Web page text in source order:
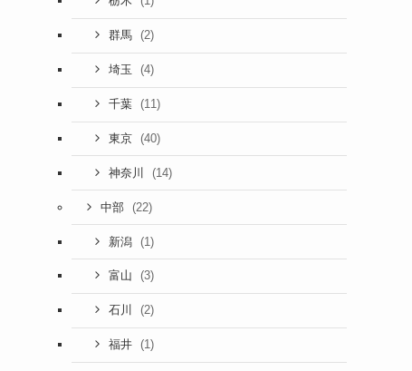
群馬 (2)
埼玉 (4)
千葉 (11)
東京 (40)
神奈川 (14)
中部 (22)
新潟 (1)
富山 (3)
石川 (2)
福井 (1)